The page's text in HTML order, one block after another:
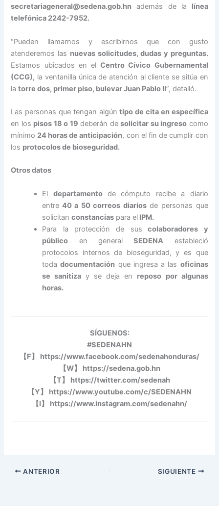
secretariageneral@sedena.gob.hn además de la línea
telefónica 2242-7952.
“Pueden llamarnos y escribirnos que con gusto
atenderemos las nuevas solicitudes, dudas y preguntas.
Estamos ubicados en elCentro Cívico Gubernamental
(CCG), la ventanilla única de atención al cliente se sitúa en
latorre dos, primer piso, bulevar Juan Pablo II”, detalló.
Las personas que tengan algúntipo de cita en específica
en los pisos 18 o 19 deberán desolicitar su ingreso como
mínimo 24 horas de anticipación, con el fin de cumplir con
los protocolos de bioseguridad.
Otros datos
El departamentode cómputo recibe a diario
entre 40 a 50 correos diariosde personas que
solicitanconstancias para el IPM.
Para la protección de sus colaboradores y
público en generalSEDENA estableció
protocolos internos de bioseguridad, y es que
todadocumentación que ingresa a las oficinas
se sanitiza y se deja en reposo por algunas
horas.
SÍGUENOS:
#SEDENAHN
【F】
https://www.facebook.com/sedenahonduras/
【W】
https://sedena.gob.hn
【T】
https://twitter.com/sedenah
【Y】
https://www.youtube.com/c/SEDENAHN
【I】 https://www.instagram.com/sedenahn/
ANTERIOR SIGUIENTE